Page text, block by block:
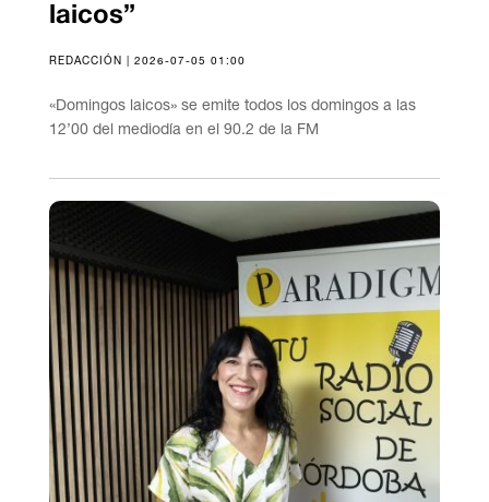
laicos”
REDACCIÓN | 2026-07-05 01:00
«Domingos laicos» se emite todos los domingos a las
12’00 del mediodía en el 90.2 de la FM